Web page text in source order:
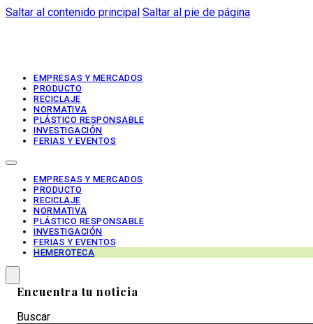
Saltar al contenido principal Saltar al pie de página
EMPRESAS Y MERCADOS
PRODUCTO
RECICLAJE
NORMATIVA
PLÁSTICO RESPONSABLE
INVESTIGACIÓN
FERIAS Y EVENTOS
EMPRESAS Y MERCADOS
PRODUCTO
RECICLAJE
NORMATIVA
PLÁSTICO RESPONSABLE
INVESTIGACIÓN
FERIAS Y EVENTOS
HEMEROTECA
Encuentra tu noticia
Buscar